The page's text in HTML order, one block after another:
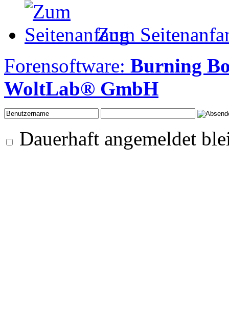
Zum
Forensoftware: Burning
WoltLab® GmbH
Dauerhaft angemeldet